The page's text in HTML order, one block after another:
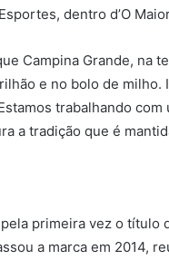
dentro d’O
Campina Grande, na
e no bolo de milho.
trabalhando
a tradição que é
primeira vez o título
a marca em 2014,